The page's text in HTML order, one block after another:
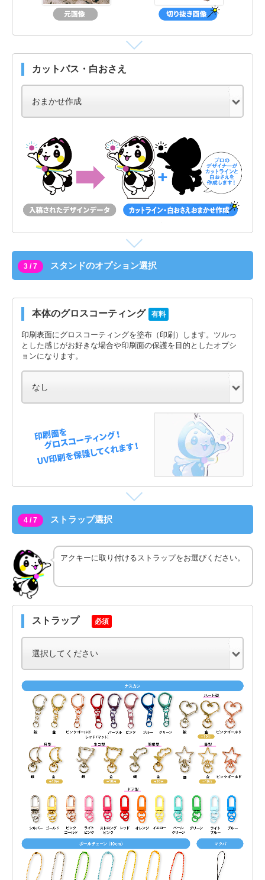
カットパス・白おさえ
3 / 7 スタンドのオプション選択
本体のグロスコーティング 有料
印刷表面にグロスコーティングを塗布（印刷）します。ツルっ
とした感じがお好きな場合や印刷面の保護を目的としたオプシ
ョンになります。
4 / 7 ストラップ選択
アクキーに取り付けるストラップをお選びください。
ストラップ 必須